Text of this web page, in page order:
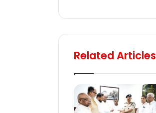
Related Articles